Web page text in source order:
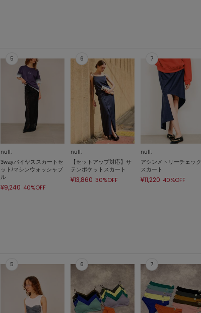
null.
3wayバイヤススカートセ
ット/マシンウォッシャブ
ル
¥9,240 40%OFF
null.
【セットアップ対応】サ
テンポケットスカート
¥13,860 30%OFF
null.
アシンメトリーチェック
スカート
¥11,220 40%OFF